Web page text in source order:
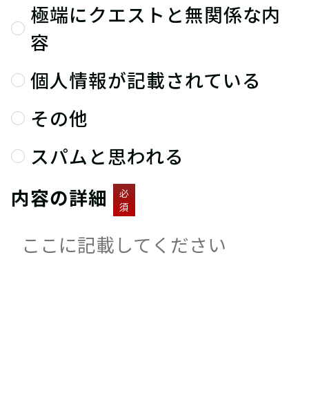
極端にクエストと無関係な内
容
個人情報が記載されている
その他
スパムと思われる
内容の詳細
必
須